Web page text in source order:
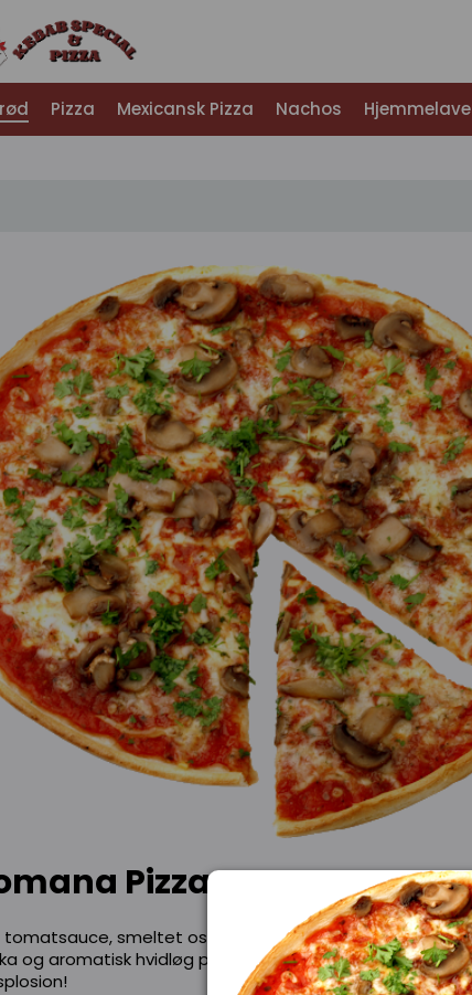
Pizza Mexicansk Pizza Nachos
Pizza
tomatsauce, smeltet ost, saftige kødstrimler, krydret
og aromatisk hvidløg på en sprød bund. En sand